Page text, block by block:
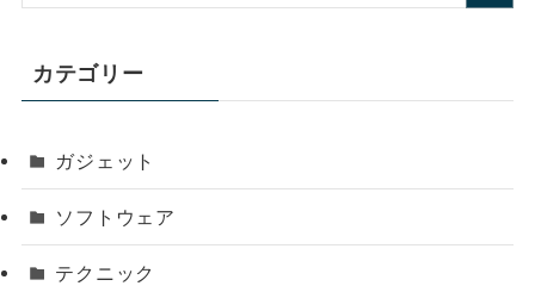
カテゴリー
ガジェット
ソフトウェア
テクニック